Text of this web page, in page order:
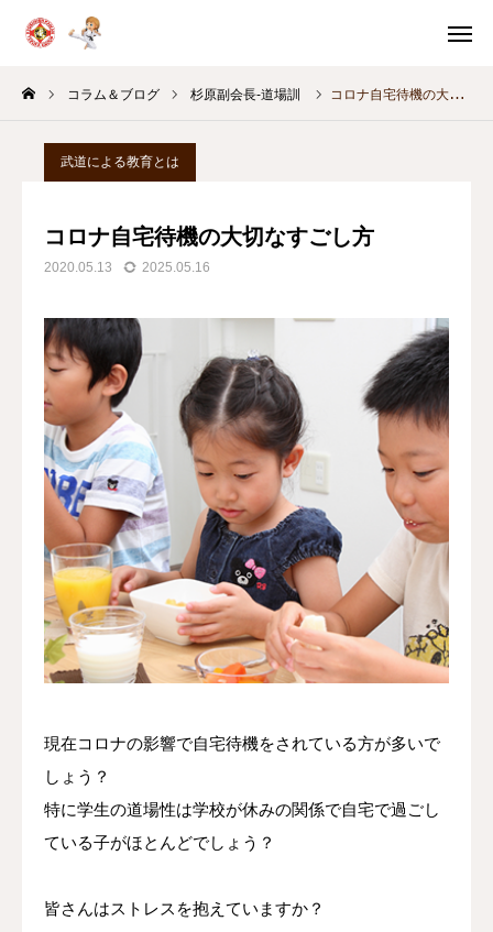
コラム＆ブログ 杉原副会長-道場訓 コロナ自宅待機の大切なすごし方
武道による教育とは
コロナ自宅待機の大切なすごし方
2020.05.13 2025.05.16
現在コロナの影響で自宅待機をされている方が多いで
しょう？
特に学生の道場性は学校が休みの関係で自宅で過ごし
ている子がほとんどでしょう？
皆さんはストレスを抱えていますか？
体験申込 体験案内
問い合わせ
HOME
教育の考え方
月間スケジュール
コラム＆ブログ
問い合わせ＆体験